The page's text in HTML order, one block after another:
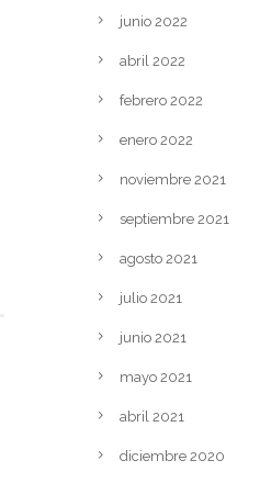
junio 2022
abril 2022
febrero 2022
enero 2022
noviembre 2021
septiembre 2021
agosto 2021
julio 2021
junio 2021
mayo 2021
abril 2021
diciembre 2020